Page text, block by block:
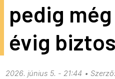
pedig
évig
2026. június 5. - 21:44